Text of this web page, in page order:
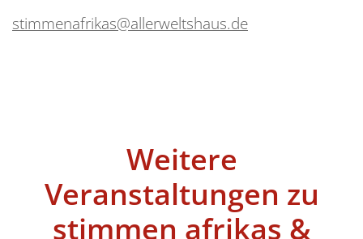
stimmenafrikas@allerweltshaus.de
Weitere
Veranstaltungen zu
stimmen afrikas &